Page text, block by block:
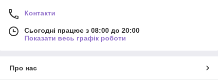
Контакти
Сьогодні працює з 08:00 до 20:00
Показати весь графік роботи
Про нас